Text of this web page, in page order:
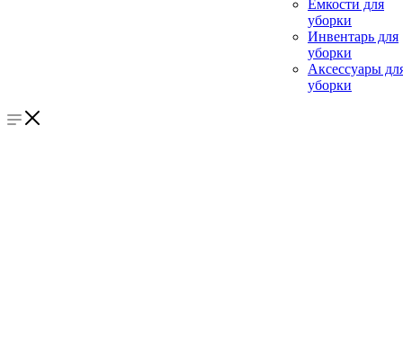
Емкости для
уборки
Инвентарь для
уборки
Аксессуары
уборки